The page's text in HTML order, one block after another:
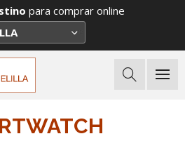
para comprar online